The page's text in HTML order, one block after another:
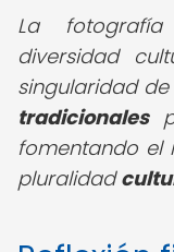
La
diversidad
singularidad
tradicionales
fomentando el
pluralidad